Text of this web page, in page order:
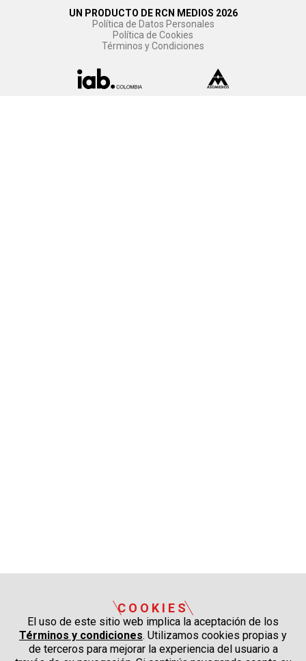
UN PRODUCTO DE RCN MEDIOS 2026
Política de Datos Personales
Política de Cookies
Términos y Condiciones
COOKIES
El uso de este sitio web implica la aceptación de los
Términos y condiciones. Utilizamos cookies propias y
de terceros para mejorar la experiencia del usuario a